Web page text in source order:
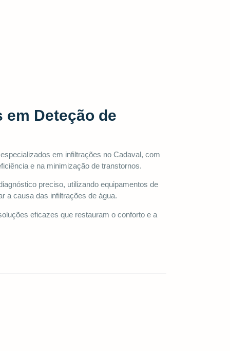
Deteção de
em infiltrações no Cadaval, com
e na minimização de transtornos.
preciso, utilizando equipamentos de
a causa das infiltrações de água.
eficazes que restauram o conforto e a